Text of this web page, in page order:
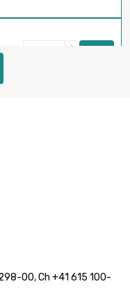
€ 
00, Ch +41 615 100-